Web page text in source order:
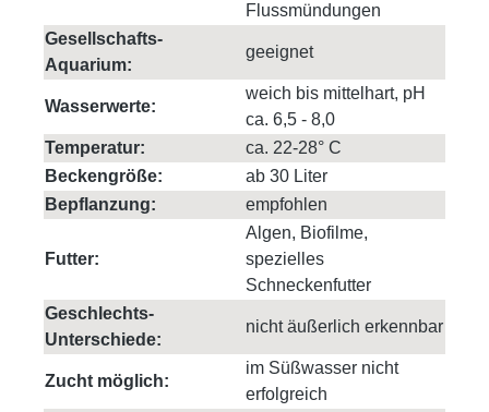
Flussmündungen
Gesellschafts-
Aquarium:
geeignet
Wasserwerte:
weich bis mittelhart, pH
ca. 6,5 - 8,0
Temperatur:
ca. 22-28° C
Beckengröße:
ab 30 Liter
Bepflanzung:
empfohlen
Futter:
Algen, Biofilme,
spezielles
Schneckenfutter
Geschlechts-
Unterschiede:
nicht äußerlich erkennbar
Zucht möglich:
im Süßwasser nicht
erfolgreich